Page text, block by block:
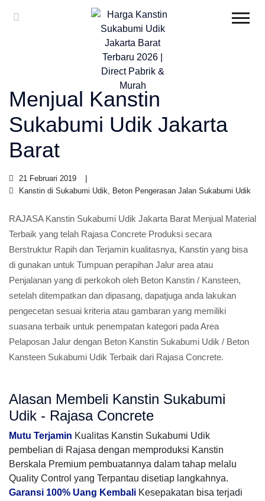
Menjual Kanstin
Sukabumi Udik Jakarta
Barat
21 Februari 2019
Kanstin di Sukabumi Udik, Beton Pengerasan Jalan Sukabumi Udik
RAJASA Kanstin Sukabumi Udik Jakarta Barat Menjual Material
Terbaik yang telah Rajasa Concrete Produksi secara
Berstruktur Rapih dan Terjamin kualitasnya, Kanstin yang bisa
di gunakan untuk Tumpuan perapihan Jalur area atau
Penjalanan yang di perkokoh oleh Beton Kanstin / Kansteen,
setelah ditempatkan dan dipasang, dapatjuga anda lakukan
pengecetan sesuai kriteria atau gambaran yang memiliki
suasana terbaik untuk penempatan kategori pada Area
Pelaposan Jalur dengan Beton Kanstin Sukabumi Udik / Beton
Kansteen Sukabumi Udik Terbaik dari Rajasa Concrete.
Alasan Membeli Kanstin Sukabumi
Udik - Rajasa Concrete
Mutu Terjamin Kualitas Kanstin Sukabumi Udik
pembelian di Rajasa dengan memproduksi Kanstin
Berskala Premium pembuatannya dalam tahap melalu
Quality Control yang Terpantau disetiap langkahnya.
Garansi 100% Uang Kembali Kesepakatan bisa terjadi